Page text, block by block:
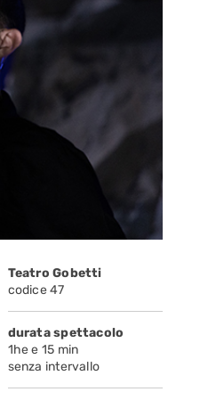
Teatro Gobetti
codice 47
durata spettacolo
1he e 15 min
senza intervallo